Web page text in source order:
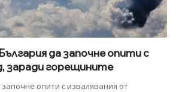
да започне опити с
заради горещините
опити с извалявания от